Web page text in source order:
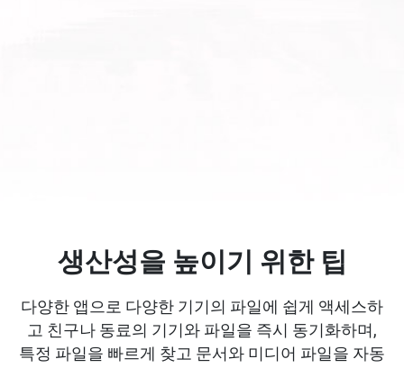
생산성을 높이기 위한 팁
다양한 앱으로 다양한 기기의 파일에 쉽게 액세스하
고 친구나 동료의 기기와 파일을 즉시 동기화하며,
특정 파일을 빠르게 찾고 문서와 미디어 파일을 자동